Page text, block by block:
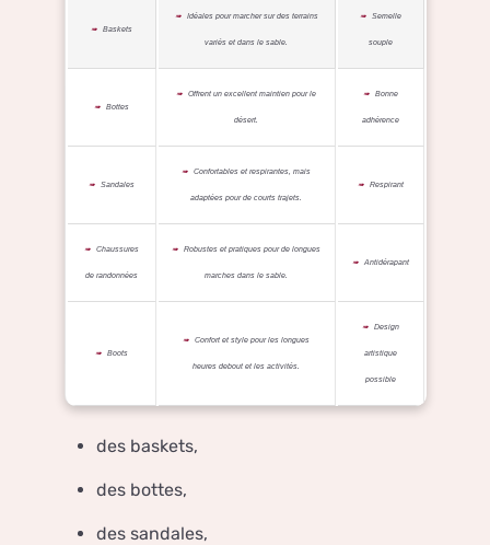
Baskets
Idéales pour marcher sur des terrains
variés et dans le sable.
Semelle
souple
Bottes
Offrent un excellent maintien pour le
désert.
Bonne
adhérence
Sandales
Confortables et respirantes, mais
adaptées pour de courts trajets.
Respirant
Chaussures
de randonnées
Robustes et pratiques pour de longues
marches dans le sable.
Antidérapant
Boots
Confort et style pour les longues
heures debout et les activités.
Design
artistique
possible
des baskets,
des bottes,
des sandales,